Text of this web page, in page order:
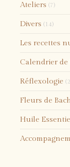
Ateliers (7)
Divers (14)
Les recettes
Calendrier de
Réflexologie
Fleurs de
Huile